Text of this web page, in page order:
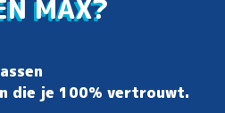
MAX?
die je 100% vertrouwt.